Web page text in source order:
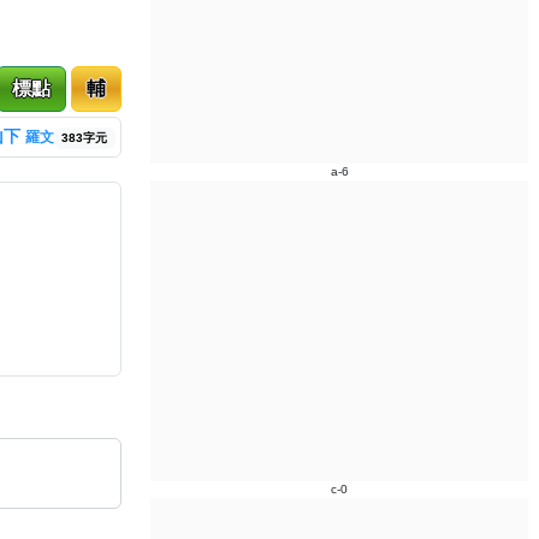
標點 輔
下 羅文 383字元
a-6
c-0